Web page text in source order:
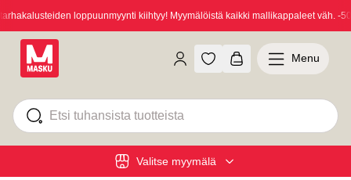
loppuunmyynti kiihtyy! Myymälöistä kaikki mallikappaleet väh. -
Valitse myymälä
Menu